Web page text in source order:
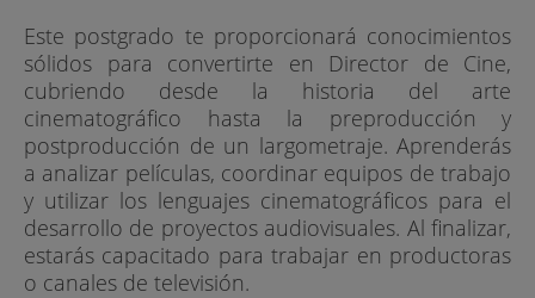
Este postgrado te proporcionará conocimientos
sólidos para convertirte en Director de Cine,
cubriendo desde la historia del arte
cinematográfico hasta la preproducción y
postproducción de un largometraje. Aprenderás
a analizar películas, coordinar equipos de trabajo
y utilizar los lenguajes cinematográficos para el
desarrollo de proyectos audiovisuales. Al finalizar,
estarás capacitado para trabajar en productoras
o canales de televisión.